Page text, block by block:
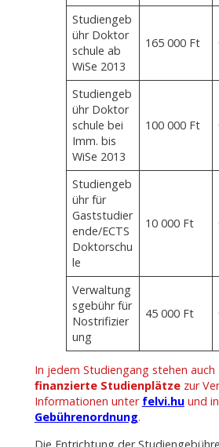
Studiengeb
ühr Doktor
schule ab
WiSe 2013
165 000 Ft
Studiengeb
ühr Doktor
schule bei
Imm. bis
WiSe 2013
100 000 Ft
Studiengeb
ühr für
Gaststudier
ende/ECTS
Doktorschu
le
10 000 Ft
Verwaltung
sgebühr für
Nostrifizier
ung
45 000 Ft
In jedem Studiengang stehen auch
finanzierte Studienplätzezur
Informationen unter felvi.huund
Gebührenordnung.
Die Entrichtung der